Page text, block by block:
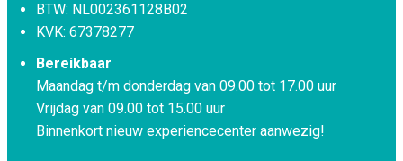
BTW: NL002361128B02
KVK: 67378277
Bereikbaar
Maandag t/m donderdag van 09.00 tot 17.00 uur
Vrijdag van 09.00 tot 15.00 uur
Binnenkort nieuw experiencecenter aanwezig!